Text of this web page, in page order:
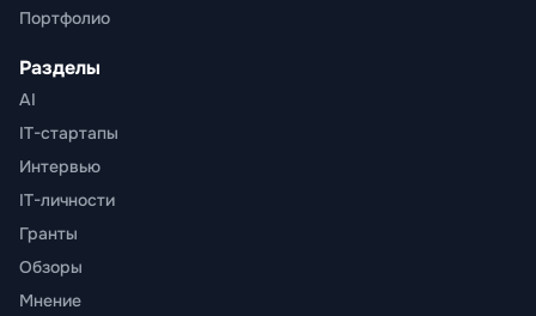
Портфолио
Разделы
AI
IT-стартапы
Интервью
IT-личности
Гранты
Обзоры
Мнение